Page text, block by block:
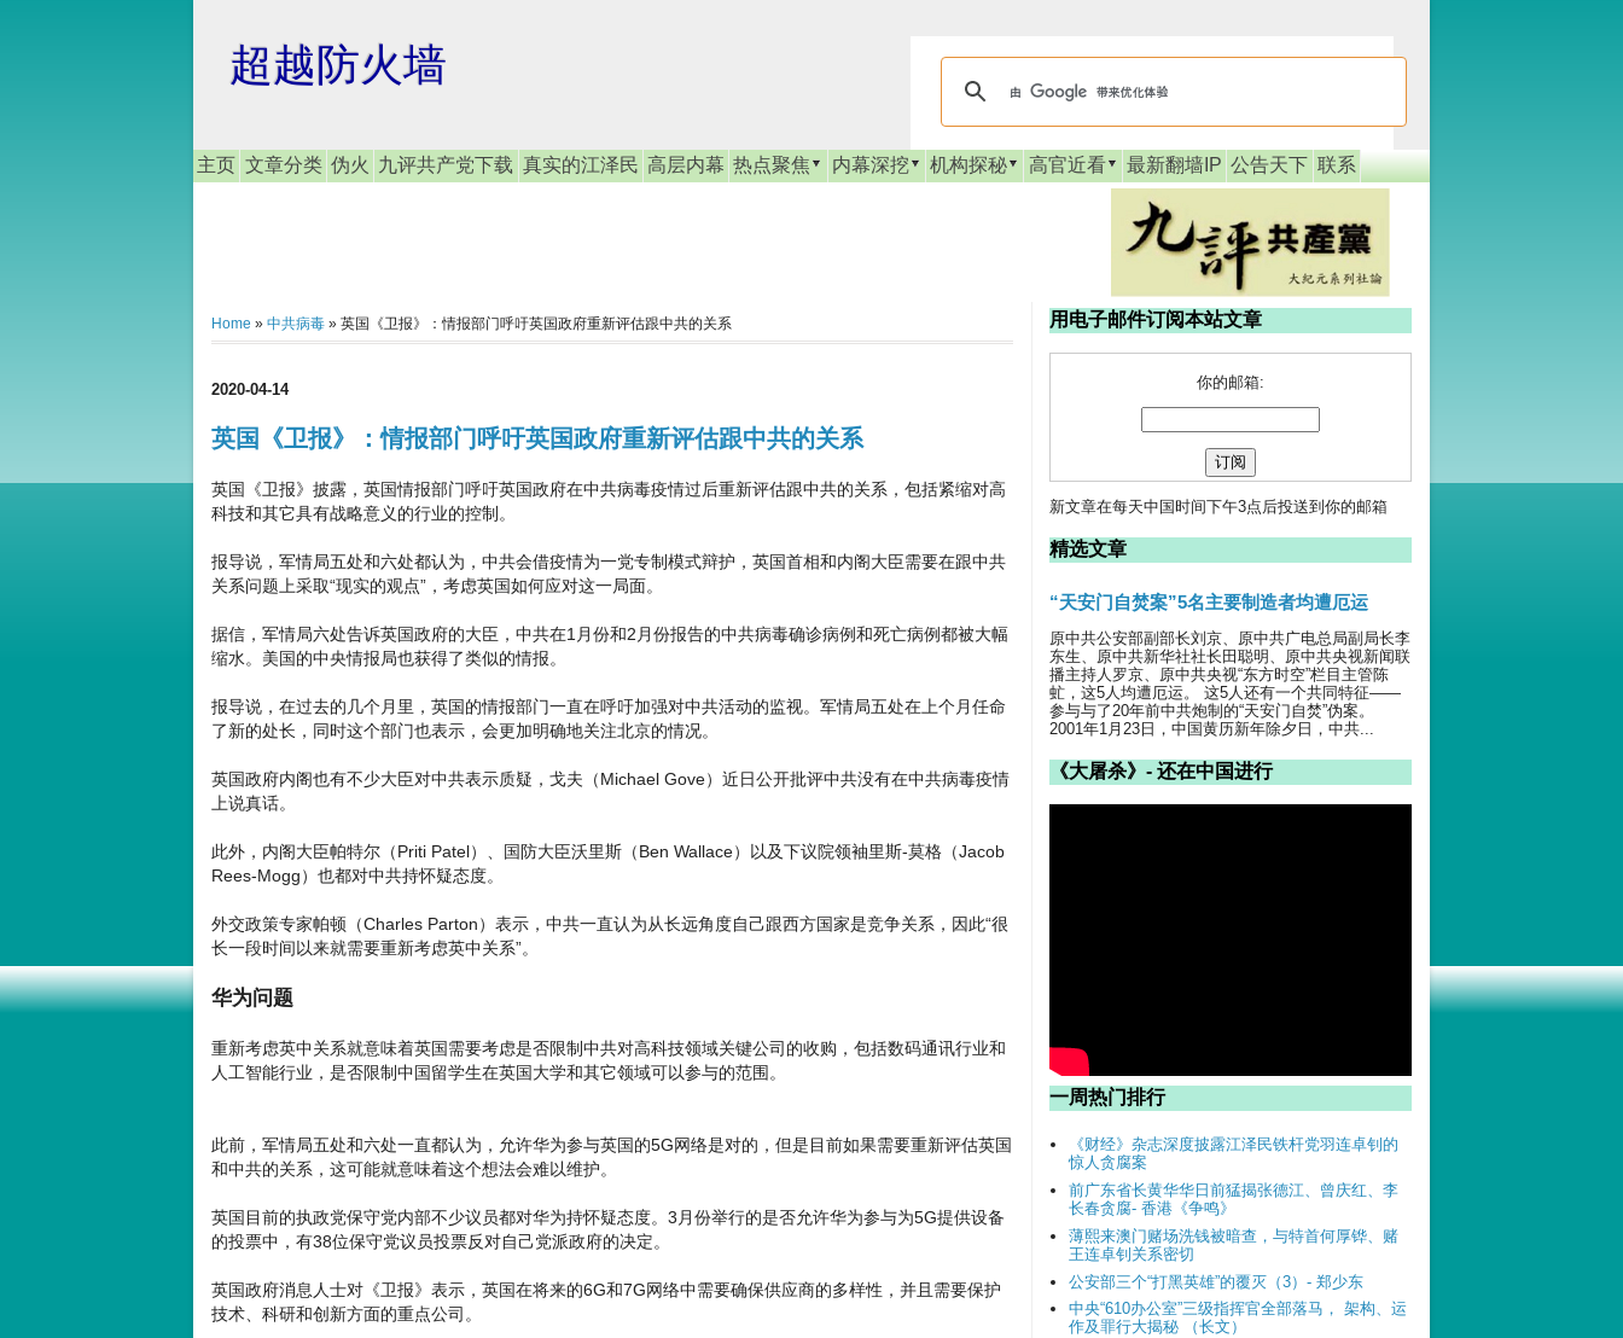
超越防火墙
主页 文章分类 伪火 九评共产党下载 真实的江泽民 高层内幕 热点聚焦 内幕深挖 机构探秘 高官近看 最新翻墙IP 公告天下 联系
Home » 中共病毒 » 英国《卫报》：情报部门呼吁英国政府重新评估跟中共的关系
2020-04-14
英国《卫报》：情报部门呼吁英国政府重新评估跟中共的关系
英国《卫报》披露，英国情报部门呼吁英国政府在中共病毒疫情过后重新评估跟中共的关系，包括紧缩对高
科技和其它具有战略意义的行业的控制。
报导说，军情局五处和六处都认为，中共会借疫情为一党专制模式辩护，英国首相和内阁大臣需要在跟中共
关系问题上采取“现实的观点”，考虑英国如何应对这一局面。
据信，军情局六处告诉英国政府的大臣，中共在1月份和2月份报告的中共病毒确诊病例和死亡病例都被大幅
缩水。美国的中央情报局也获得了类似的情报。
报导说，在过去的几个月里，英国的情报部门一直在呼吁加强对中共活动的监视。军情局五处在上个月任命
了新的处长，同时这个部门也表示，会更加明确地关注北京的情况。
英国政府内阁也有不少大臣对中共表示质疑，戈夫（Michael Gove）近日公开批评中共没有在中共病毒疫情
上说真话。
此外，内阁大臣帕特尔（Priti Patel）、国防大臣沃里斯（Ben Wallace）以及下议院领袖里斯-莫格（Jacob
Rees-Mogg）也都对中共持怀疑态度。
外交政策专家帕顿（Charles Parton）表示，中共一直认为从长远角度自己跟西方国家是竞争关系，因此“很
长一段时间以来就需要重新考虑英中关系”。
华为问题
重新考虑英中关系就意味着英国需要考虑是否限制中共对高科技领域关键公司的收购，包括数码通讯行业和
人工智能行业，是否限制中国留学生在英国大学和其它领域可以参与的范围。
此前，军情局五处和六处一直都认为，允许华为参与英国的5G网络是对的，但是目前如果需要重新评估英国
和中共的关系，这可能就意味着这个想法会难以维护。
英国目前的执政党保守党内部不少议员都对华为持怀疑态度。3月份举行的是否允许华为参与为5G提供设备
的投票中，有38位保守党议员投票反对自己党派政府的决定。
英国政府消息人士对《卫报》表示，英国在将来的6G和7G网络中需要确保供应商的多样性，并且需要保护
技术、科研和创新方面的重点公司。
用电子邮件订阅本站文章
你的邮箱:
新文章在每天中国时间下午3点后投送到你的邮箱
精选文章
“天安门自焚案”5名主要制造者均遭厄运
原中共公安部副部长刘京、原中共广电总局副局长李
东生、原中共新华社社长田聪明、原中共央视新闻联
播主持人罗京、原中共央视“东方时空”栏目主管陈
虻，这5人均遭厄运。 这5人还有一个共同特征——
参与与了20年前中共炮制的“天安门自焚”伪案。
2001年1月23日，中国黄历新年除夕日，中共...
《大屠杀》- 还在中国进行
一周热门排行
《财经》杂志深度披露江泽民铁杆党羽连卓钊的
惊人贪腐案
前广东省长黄华华日前猛揭张德江、曾庆红、李
长春贪腐- 香港《争鸣》
薄熙来澳门赌场洗钱被暗查，与特首何厚铧、赌
王连卓钊关系密切
公安部三个“打黑英雄”的覆灭（3）- 郑少东
中央“610办公室”三级指挥官全部落马， 架构、运
作及罪行大揭秘 （长文）